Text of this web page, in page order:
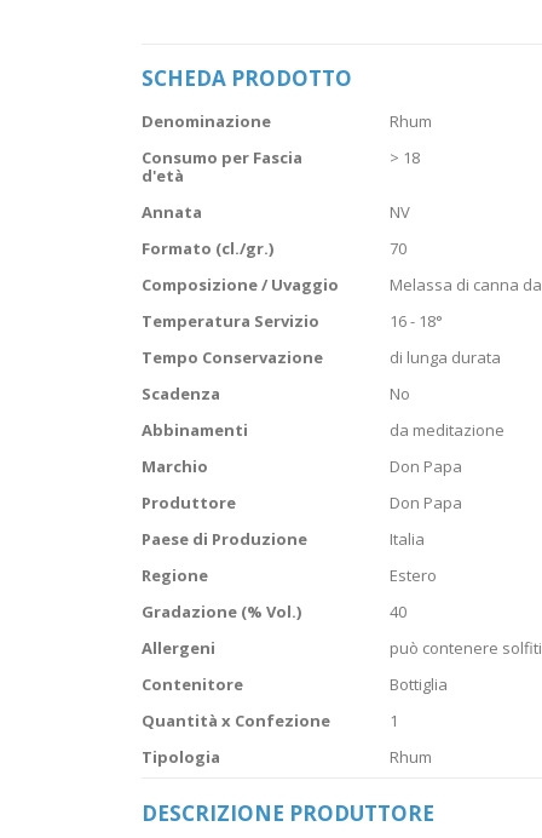
galleria
immagini
SCHEDA PRODOTTO
Scheda
Denominazione
Rhum
Consumo per Fascia
d'età
> 18
Annata
NV
Formato (cl./gr.)
70
Composizione / Uvaggio
Melassa di canna
Temperatura Servizio
16 - 18°
Tempo Conservazione
di lunga durata
Scadenza
No
Abbinamenti
da meditazione
Marchio
Don Papa
Produttore
Don Papa
Paese di Produzione
Italia
Regione
Estero
Gradazione (% Vol.)
40
Allergeni
può contenere solfiti
Contenitore
Bottiglia
Quantità x Confezione
1
Tipologia
Rhum
DESCRIZIONE PRODUTTORE